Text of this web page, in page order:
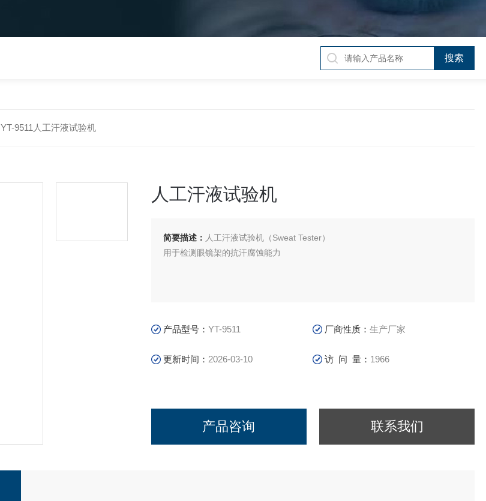
YT-9511人工汗液试验机
人工汗液试验机
简要描述： 人工汗液试验机（Sweat Tester）
用于检测眼镜架的抗汗腐蚀能力
产品型号： YT-9511 厂商性质：生产厂家
更新时间： 2026-03-10 访 问 量： 1966
产品咨询 联系我们